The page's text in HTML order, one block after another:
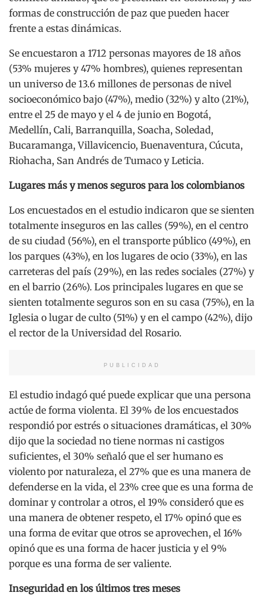
formas de construcción de paz que pueden hacer
frente a estas dinámicas.
Se encuestaron a 1712 personas mayores de 18 años
(53% mujeres y 47% hombres), quienes representan
un universo de 13.6 millones de personas de nivel
socioeconómico bajo (47%), medio (32%) y alto (21%),
entre el 25 de mayo y el 4 de junio en Bogotá,
Medellín, Cali, Barranquilla, Soacha, Soledad,
Bucaramanga, Villavicencio, Buenaventura, Cúcuta,
Riohacha, San Andrés de Tumaco y Leticia.
Lugares más y menos seguros para los colombianos
Los encuestados en el estudio indicaron que se sienten
totalmente inseguros en las calles (59%), en el centro
de su ciudad (56%), en el transporte público (49%), en
los parques (43%), en los lugares de ocio (33%), en las
carreteras del país (29%), en las redes sociales (27%) y
en el barrio (26%). Los principales lugares en que se
sienten totalmente seguros son en su casa (75%), en la
Iglesia o lugar de culto (51%) y en el campo (42%), dijo
el rector de la Universidad del Rosario.
PUBLICIDAD
El estudio indagó qué puede explicar que una persona
actúe de forma violenta. El 39% de los encuestados
respondió por estrés o situaciones dramáticas, el 30%
dijo que la sociedad no tiene normas ni castigos
suficientes, el 30% señaló que el ser humano es
violento por naturaleza, el 27% que es una manera de
defenderse en la vida, el 23% cree que es una forma de
dominar y controlar a otros, el 19% consideró que es
una manera de obtener respeto, el 17% opinó que es
una forma de evitar que otros se aprovechen, el 16%
opinó que es una forma de hacer justicia y el 9%
porque es una forma de ser valiente.
Inseguridad en los últimos tres meses